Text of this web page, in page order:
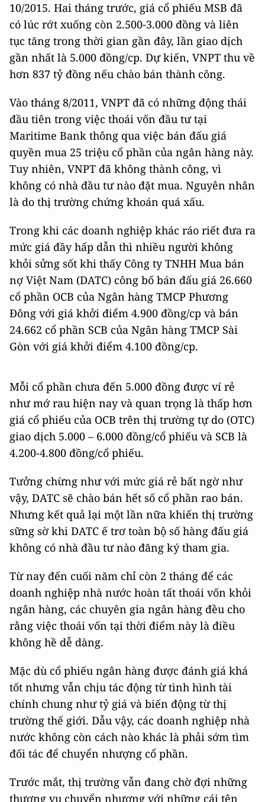
10/2015. Hai tháng trước, giá cổ phiếu MSB đã
có lúc rớt xuống còn 2.500-3.000 đồng và liên
tục tăng trong thời gian gần đây, lần giao dịch
gần nhất là 5.000 đồng/cp. Dự kiến, VNPT thu về
hơn 837 tỷ đồng nếu chào bán thành công.
Vào tháng 8/2011, VNPT đã có những động thái
đầu tiên trong việc thoái vốn đầu tư tại
Maritime Bank thông qua việc bán đấu giá
quyền mua 25 triệu cổ phần của ngân hàng này.
Tuy nhiên, VNPT đã không thành công, vì
không có nhà đầu tư nào đặt mua. Nguyên nhân
là do thị trường chứng khoán quá xấu.
Trong khi các doanh nghiệp khác ráo riết đưa ra
mức giá đầy hấp dẫn thì nhiều người không
khỏi sửng sốt khi thấy Công ty TNHH Mua bán
nợ Việt Nam (DATC) công bố bán đấu giá 26.660
cổ phần OCB của Ngân hàng TMCP Phương
Đông với giá khởi điểm 4.900 đồng/cp và bán
24.662 cổ phần SCB của Ngân hàng TMCP Sài
Gòn với giá khởi điểm 4.100 đồng/cp.
Mỗi cổ phần chưa đến 5.000 đồng được ví rẻ
như mớ rau hiện nay và quan trọng là thấp hơn
giá cổ phiếu của OCB trên thị trường tự do (OTC)
giao dịch 5.000 – 6.000 đồng/cổ phiếu và SCB là
4.200-4.800 đồng/cổ phiếu.
Tưởng chừng như với mức giá rẻ bất ngờ như
vậy, DATC sẽ chào bán hết số cổ phần rao bán.
Nhưng kết quả lại một lần nữa khiến thị trường
sững sờ khi DATC ế trơ toàn bộ số hàng đấu giá
không có nhà đầu tư nào đăng ký tham gia.
Từ nay đến cuối năm chỉ còn 2 tháng để các
doanh nghiệp nhà nước hoàn tất thoái vốn khỏi
ngân hàng, các chuyên gia ngân hàng đều cho
rằng việc thoái vốn tại thời điểm này là điều
không hề dễ dàng.
Mặc dù cổ phiếu ngân hàng được đánh giá khá
tốt nhưng vẫn chịu tác động từ tình hình tài
chính chung như tỷ giá và biến động từ thị
trường thế giới. Dẫu vậy, các doanh nghiệp nhà
nước không còn cách nào khác là phải sớm tìm
đối tác để chuyển nhượng cổ phần.
Trước mắt, thị trường vẫn đang chờ đợi những
thương vụ chuyển nhượng với những cái tên